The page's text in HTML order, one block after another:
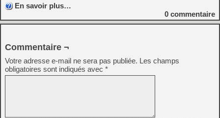
En savoir plus…
0 commentaire
Commentaire ¬
Votre adresse e-mail ne sera pas publiée. Les champs
obligatoires sont indiqués avec *